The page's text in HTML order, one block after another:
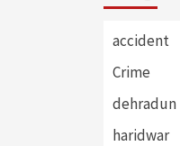
accident
Crime
dehradun
haridwar